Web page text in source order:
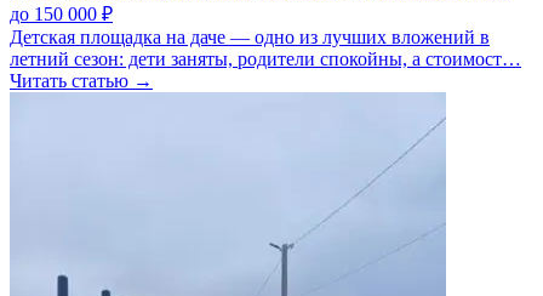
до 150 000 ₽
Детская площадка на даче — одно из лучших вложений в
летний сезон: дети заняты, родители спокойны, а стоимост…
Читать статью →